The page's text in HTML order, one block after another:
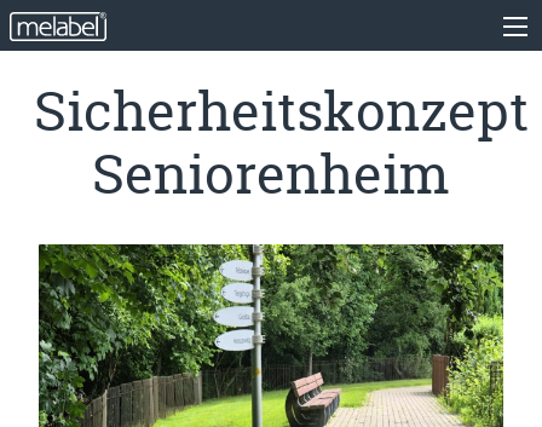
Sicherheitskonzept
Seniorenheim